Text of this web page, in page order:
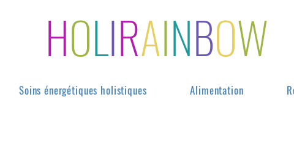
HOLIRAINBOW
Soins énergétiques holistiques Alimentation